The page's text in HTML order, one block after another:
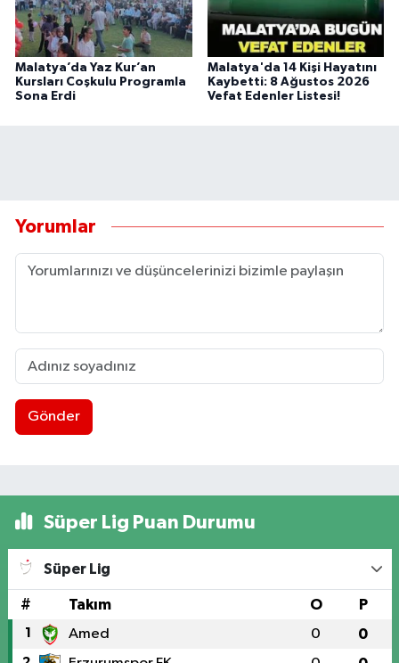
Malatya’da Yaz Kur’an
Kursları Coşkulu Programla
Sona Erdi
Malatya'da 14 Kişi Hayatını
Kaybetti: 8 Ağustos 2026
Vefat Edenler Listesi!
Yorumlar
Gönder
Süper Lig Puan Durumu
Süper Lig
# Takım O P
1 Amed 0 0